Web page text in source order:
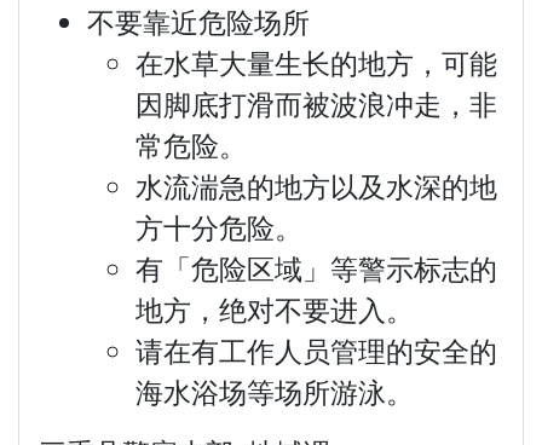
不要靠近危险场所
在水草大量生长的地方，可能
因脚底打滑而被波浪冲走，非
常危险。
水流湍急的地方以及水深的地
方十分危险。
有「危险区域」等警示标志的
地方，绝对不要进入。
请在有工作人员管理的安全的
海水浴场等场所游泳。